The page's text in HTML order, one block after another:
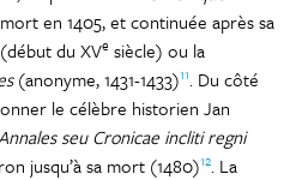
en 1405, et continuée après sa
(début du XVe siècle) ou la
(anonyme, 1431-1433)11. Du côté
le célèbre historien Jan
seu Cronicae incliti regni
jusqu’à sa mort (1480)12. La